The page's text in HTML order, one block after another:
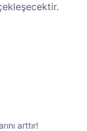
arttır!